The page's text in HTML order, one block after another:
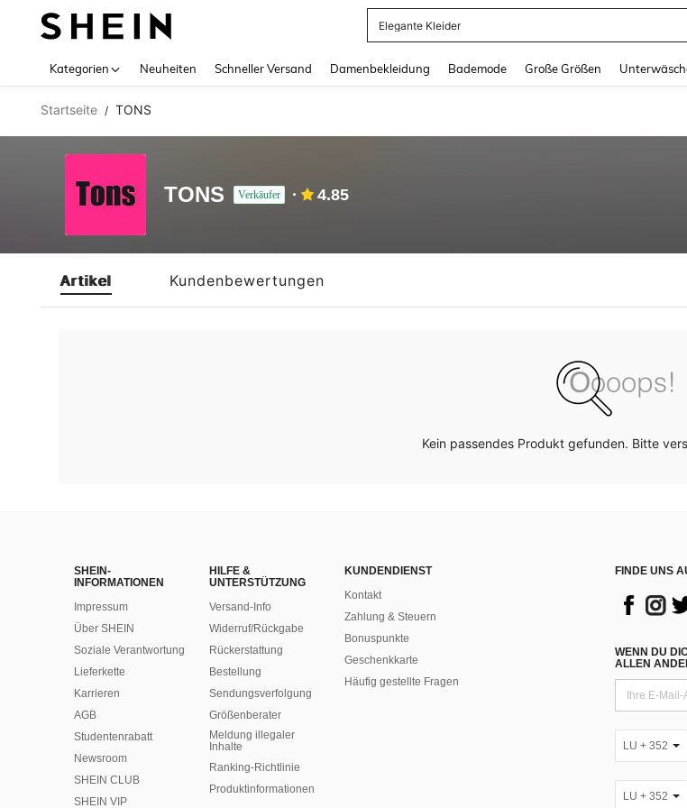
Elegante Kleider
Kategorien Neuheiten Schneller Versand Damenbekleidung Bademode Große Größen
Startseite / TONS
TONS Verkäufer 4.85
Artikel Kundenbewertungen
Kein passendes Produkt gefunden. Bitte
SHEIN-
INFORMATIONEN
Impressum
Über SHEIN
Soziale Verantwortung
Lieferkette
Karrieren
AGB
Studentenrabatt
Newsroom
SHEIN CLUB
SHEIN VIP
HILFE &
UNTERSTÜTZUNG
Versand-Info
Widerruf/Rückgabe
Rückerstattung
Bestellung
Sendungsverfolgung
Größenberater
Meldung illegaler
Inhalte
Ranking-Richtlinie
​Produktinformationen
KUNDENDIENST
Kontakt
Zahlung & Steuern
Bonuspunkte
Geschenkkarte
Häufig gestellte Fragen
FINDE UNS
WENN DU
ALLEN
LU + 352
LU + 352